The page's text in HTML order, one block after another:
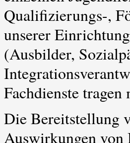
Qualifizierungs-,
unserer
(Ausbilder,
Fachdienste
Die Bereitstellung
Auswirkungen von